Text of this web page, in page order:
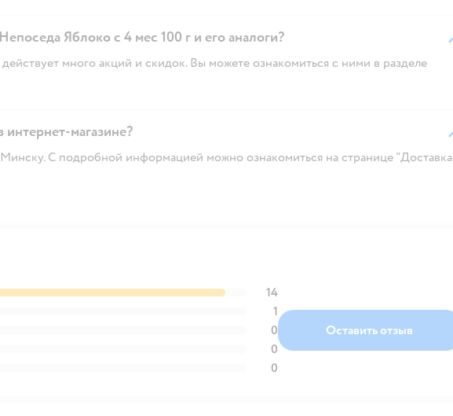
Яблоко с 4 мес 100 г и его аналоги?
много акций и скидок. Вы можете ознакомиться с ними в разделе
интернет-магазине?
С подробной информацией можно ознакомиться на странице "Доставка
14
1
0
0
0
Оставить отзыв